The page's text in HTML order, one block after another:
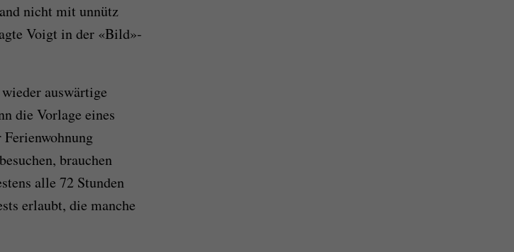
nicht mit unnütz
Voigt in der «Bild»-
auswärtige
die Vorlage eines
brauchen
alle 72 Stunden
erlaubt, die manche